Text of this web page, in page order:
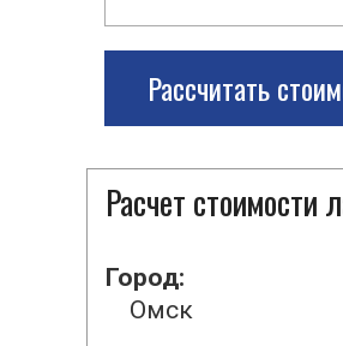
Рассчитать
Расчет стоимости
Город:
Омск